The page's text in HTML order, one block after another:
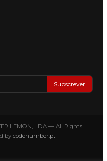
Subscrever
LEMON, LDA — All Rights
by codenumber.pt